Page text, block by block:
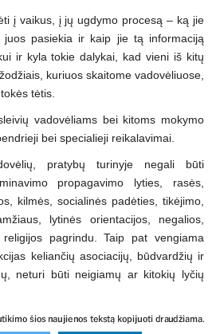
į vaikus, į jų ugdymo procesą – ką jie
juos pasiekia ir kaip jie tą informaciją
ir kyla tokie dalykai, kad vieni iš kitų
kuriuos skaitome vadovėliuose,
tėtis.
vadovėliams bei kitoms mokymo
bei specialieji reikalavimai.
pratybų turinyje negali būti
propagavimo lyties, rasės,
kilmės, socialinės padėties, tikėjimo,
lytinės orientacijos, negalios,
pagrindu. Taip pat vengiama
keliančių asociacijų, būdvardžių ir
neturi būti neigiamų ar kitokių lyčių